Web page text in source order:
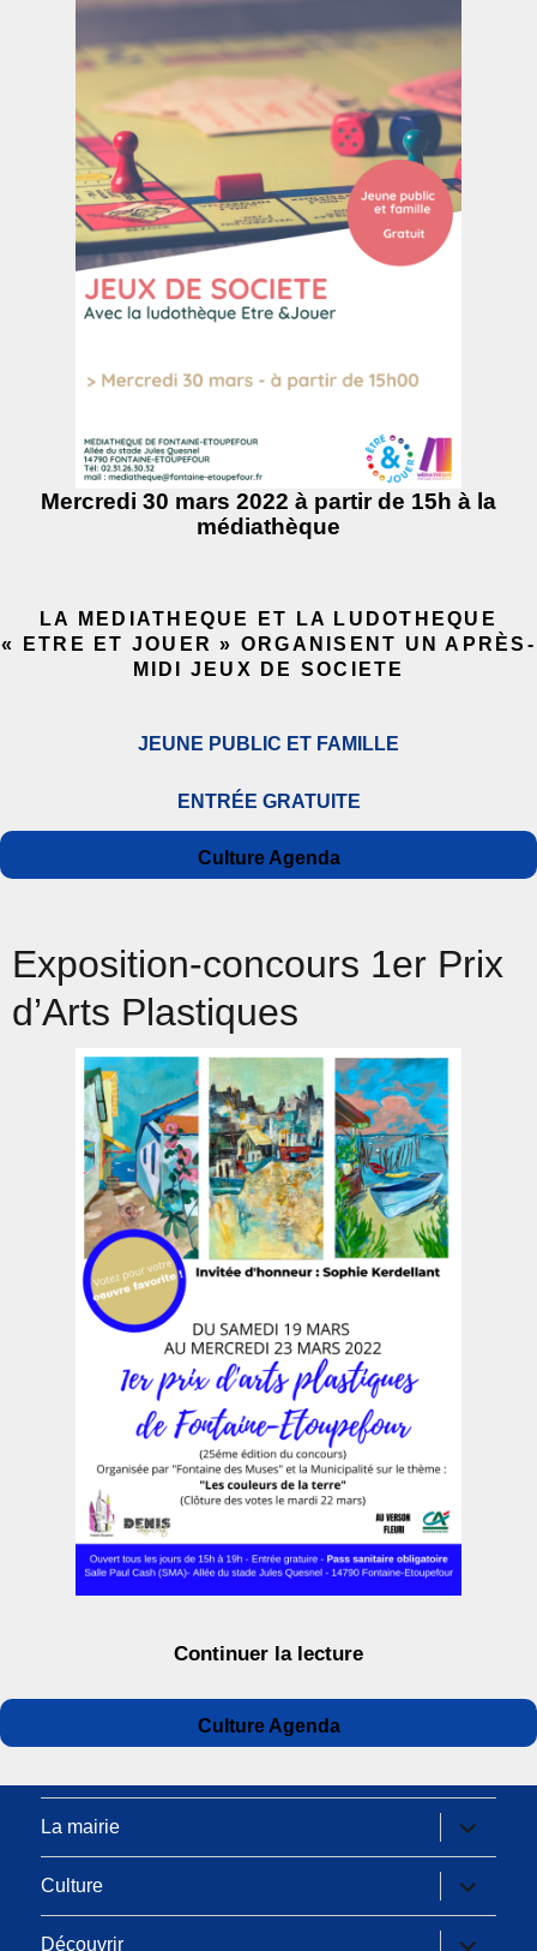
Mercredi 30 mars 2022 à partir de 15h à la
médiathèque
LA MEDIATHEQUE ET LA LUDOTHEQUE
« ETRE ET JOUER » ORGANISENT UN APRÈS-
MIDI JEUX DE SOCIETE
JEUNE PUBLIC ET FAMILLE
ENTRÉE GRATUITE
Auteur
Publié
le
Catégories
Culture Agenda
Exposition-concours 1er Prix
d’Arts Plastiques
Continuer la lecturede « Exposition-
Auteur
Publié
le
Catégories
Culture Agenda
La mairie
ouvrir
le
sous-
menu
Culture
ouvrir
le
sous-
menu
Découvrir
ouvrir